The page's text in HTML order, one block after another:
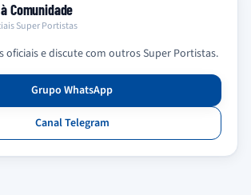
Comunidade
Super Portistas
oficiais e discute com outros Super Portistas.
Grupo WhatsApp
Canal Telegram